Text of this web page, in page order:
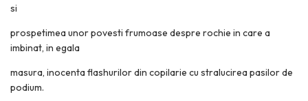
si
prospetimea unor povesti frumoase despre rochie in care a
imbinat, in egala
masura, inocenta flashurilor din copilarie cu stralucirea pasilor de
podium.